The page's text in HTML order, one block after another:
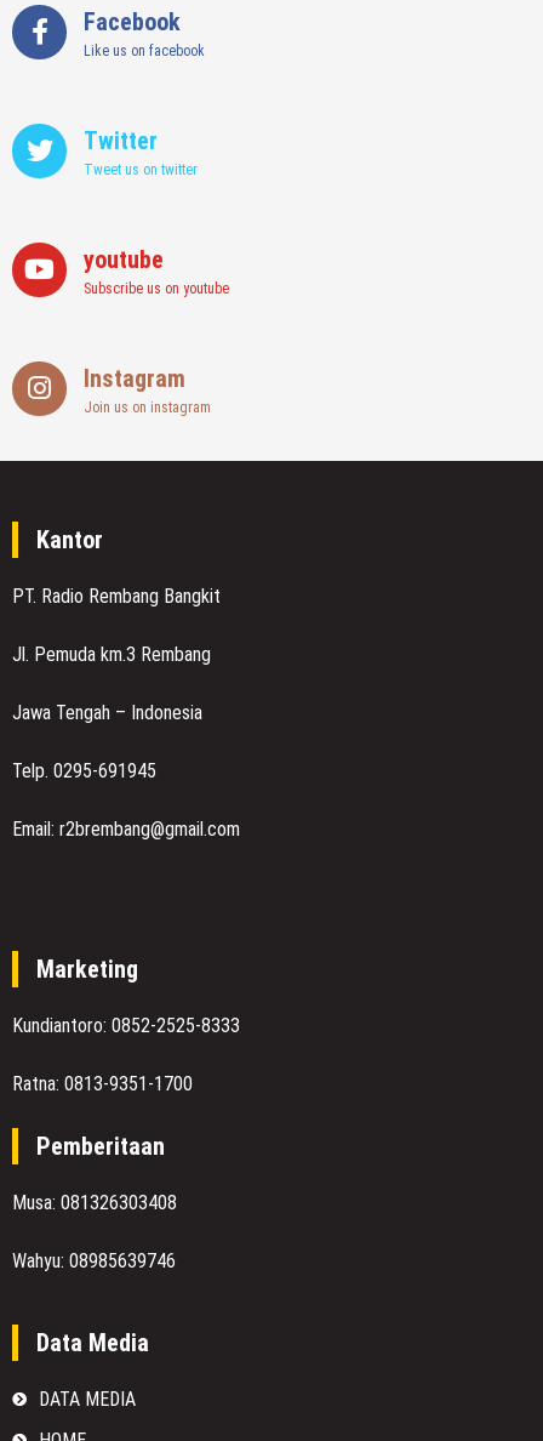
Facebook
Like us on facebook
Twitter
Tweet us on twitter
youtube
Subscribe us on youtube
Instagram
Join us on instagram
Kantor
PT. Radio Rembang Bangkit
Jl. Pemuda km.3 Rembang
Jawa Tengah – Indonesia
Telp. 0295-691945
Email: r2brembang@gmail.com
Marketing
Kundiantoro: 0852-2525-8333
Ratna: 0813-9351-1700
Pemberitaan
Musa: 081326303408
Wahyu: 08985639746
Data Media
DATA MEDIA